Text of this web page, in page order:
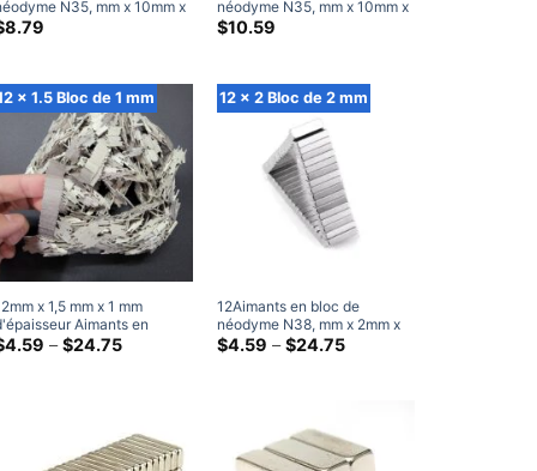
N35, mm x 10mm x
aimants rectangulaires
8.79
néodyme N35, mm x 10mm x
5mm, aimants rectangulaires
$10.59
x 1.5 Bloc de 1 mm
x 1,5 mm x 1 mm
Aimants en
N38 Super Strong
12×1.5Aimant rectangulaire
4.59 – $24.75Gamme
$24.75
12 x 2 Bloc de 2 mm
12Aimants en bloc de
néodyme N38, mm x 2mm x
2mm d'épaisseur, aimant
rectangulaire Super puissant
$4.59 – $24.75Gamme
$24.75